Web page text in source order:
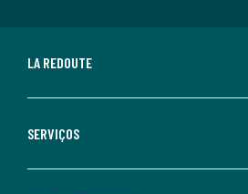
LA REDOUTE
SERVIÇOS